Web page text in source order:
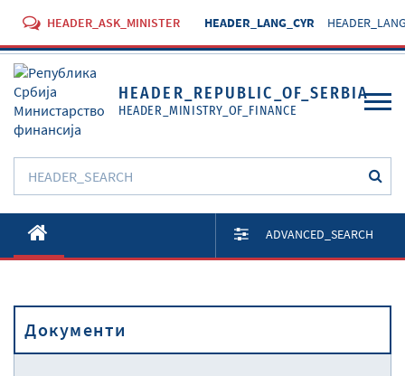
HEADER_ASK_MINISTER HEADER_LANG_CYR
HEADER_REPUBLIC_OF_SERBIA
HEADER_MINISTRY_OF_FINANCE
O Министарству
Активности
Прописи
ADVANCED_SEARCH
Документи